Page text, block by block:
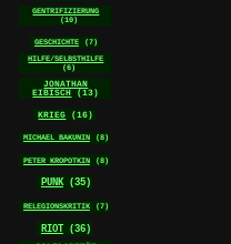
GENTRIFIZIERUNG
(10)
GESCHICHTE
(7)
HILFE/SELBSTHILFE
(6)
JONATHAN
EIBISCH
(13)
KRIEG (16)
MICHAEL BAKUNIN (8)
PETER KROPOTKIN (8)
PUNK (35)
RELEGIONSKRITIK (7)
RIOT (36)